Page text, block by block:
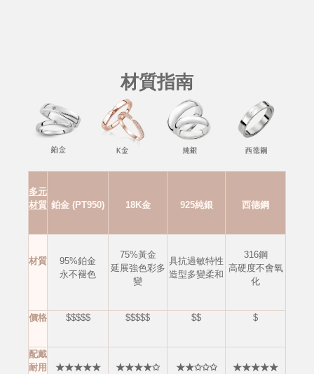
材質指南
多元
材質 鉑金 (PT950) 18K金 925純銀 西德鋼
材質
95%鉑金
永不褪色
75%黃金
延展強色彩多
變
具抗過敏特性
造型多變柔和
316鋼
高硬度不會氧
化
價格 $$$$$ $$$$$ $$ $
配戴
耐用
★★★★★ ★★★★✩ ★★✩✩✩ ★★★★★